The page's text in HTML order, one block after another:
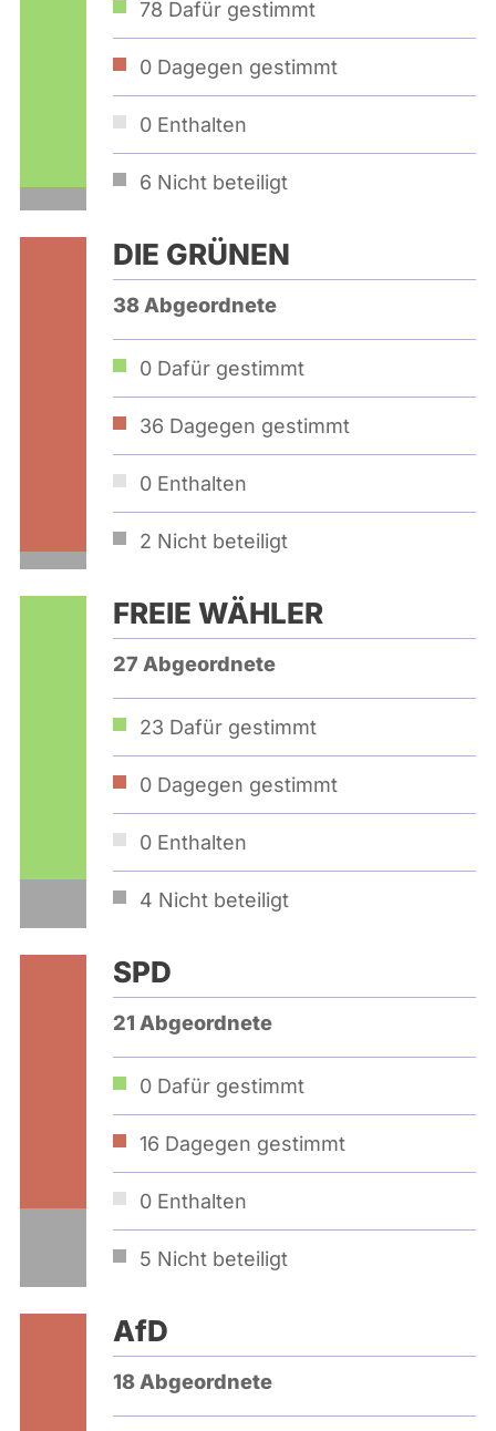
78 Dafür gestimmt
0 Dagegen gestimmt
0 Enthalten
6 Nicht beteiligt
DIE GRÜNEN
38 Abgeordnete
0 Dafür gestimmt
36 Dagegen gestimmt
0 Enthalten
2 Nicht beteiligt
FREIE WÄHLER
27 Abgeordnete
23 Dafür gestimmt
0 Dagegen gestimmt
0 Enthalten
4 Nicht beteiligt
SPD
21 Abgeordnete
0 Dafür gestimmt
16 Dagegen gestimmt
0 Enthalten
5 Nicht beteiligt
AfD
18 Abgeordnete